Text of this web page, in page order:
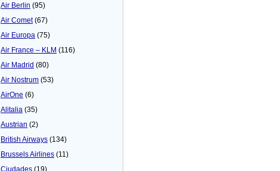
Air Berlin (95)
Air Comet(67)
Air Europa (75)
Air France – KLM (116)
Air Madrid (80)
Air Nostrum (53)
AirOne (6)
Alitalia (35)
Austrian (2)
British Airways (134)
Brussels Airlines (11)
Ciudades (19)